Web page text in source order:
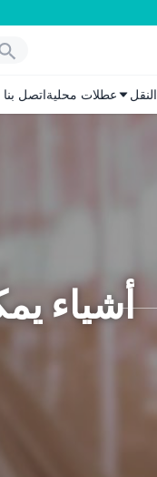
النقل عطلات محليةاتصل بنا
أشياء